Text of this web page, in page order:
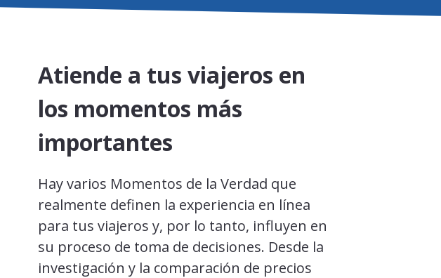
Atiende a tus viajeros en
los momentos más
importantes
Hay varios Momentos de la Verdad que
realmente definen la experiencia en línea
para tus viajeros y, por lo tanto, influyen en
su proceso de toma de decisiones. Desde la
investigación y la comparación de precios